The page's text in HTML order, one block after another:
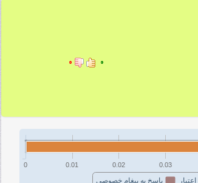
۰ ۰
اعتبار پاسخ به پیغام خصوصی
0 0.01 0.02 0.03